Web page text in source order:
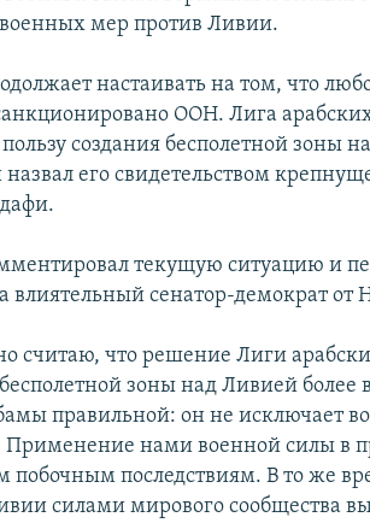
военных мер против Ливии.
настаивать на том, что
ООН. Лига арабских
пользу создания бесполетной зоны
его свидетельством
текущую ситуацию и
влиятельный сенатор-демократ
считаю, что решение Лиги
зоны над Ливией
правильной: он не исключает
Применение нами военной силы в
последствиям. В то же
силами мирового сообщества